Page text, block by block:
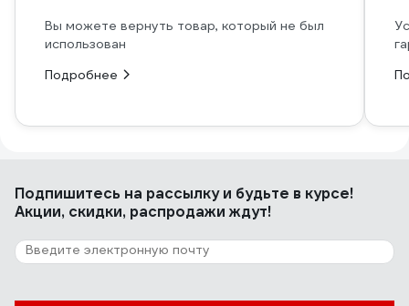
Вы можете вернуть товар, который не был
использован
Подробнее
Подпишитесь на рассылкуи будьте в курсе!
Акции, скидки, распродажи ждут!